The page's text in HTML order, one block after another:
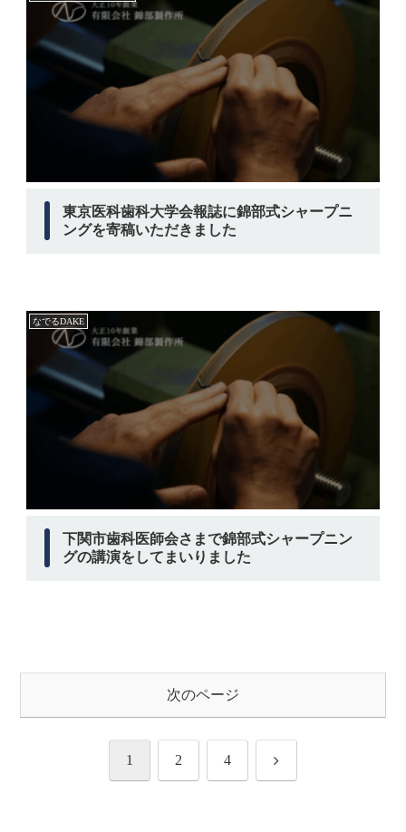
東京医科歯科大学会報誌に錦部式シャープニ
ングを寄稿いただきました
なでるDAKE
下関市歯科医師会さまで錦部式シャープニン
グの講演をしてまいりました
次のページ
1 2 4 次